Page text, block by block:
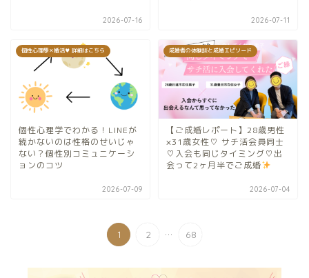
2026-07-16 2026-07-11
個性心理學✕婚活♥ 詳細はこちら
個性心理学でわかる！LINEが
続かないのは性格のせいじゃ
ない？個性別コミュニケーシ
ョンのコツ
2026-07-09
成婚者の体験談と成婚エピソード
【ご成婚レポート】28歳男性
×31歳女性♡ サチ活会員同士
♡入会も同じタイミング♡出
会って2ヶ月半でご成婚
2026-07-04
1 2 ... 68